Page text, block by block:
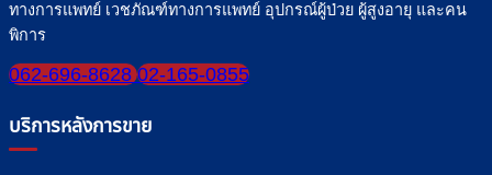
ทางการแพทย์ เวชภัณฑ์ทางการแพทย์ อุปกรณ์ผู้ป่วย ผู้สูงอายุ และคน
พิการ
062-696-8628 02-165-0855
บริการหลังการขาย